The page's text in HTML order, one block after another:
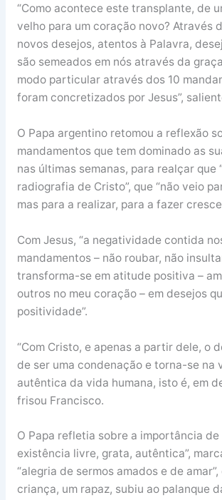
“Como acontece este transplante, de
velho para um coração novo? Através
novos desejos, atentos à Palavra,
são semeados em nós através da
modo particular através dos 10
foram concretizados por Jesus”,
O Papa argentino retomou a reflexão
mandamentos que tem dominado as
nas últimas semanas, para realçar que
radiografia de Cristo”, que “não veio
mas para a realizar, para a fazer
Com Jesus, “a negatividade contida
mandamentos – não roubar, não
transforma-se em atitude positiva –
outros no meu coração – em desejos
positividade”.
“Com Cristo, e apenas a partir dele, o
de ser uma condenação e torna-se na
autêntica da vida humana, isto é, em
frisou Francisco.
O Papa refletia sobre a importância de
existência livre, grata, autêntica”,
“alegria de sermos amados e de
criança, um rapaz, subiu ao palanque